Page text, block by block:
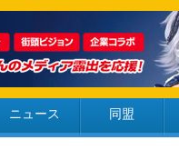
ニュース 同盟